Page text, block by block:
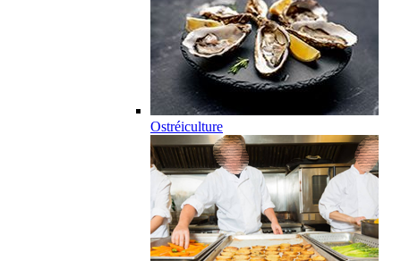
Ostréiculture